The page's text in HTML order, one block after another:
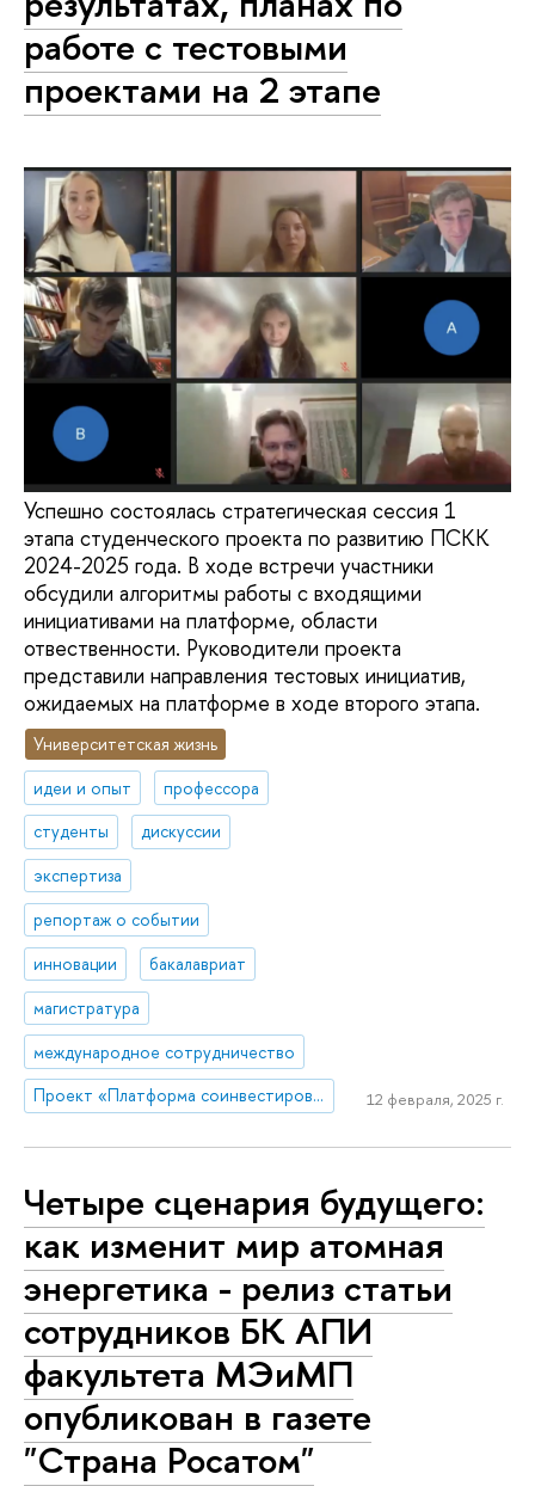
работе с тестовыми
проектами на 2 этапе
Успешно состоялась стратегическая сессия 1
этапа студенческого проекта по развитию ПСКК
2024-2025 года. В ходе встречи участники
обсудили алгоритмы работы с входящими
инициативами на платформе, области
отвественности. Руководители проекта
представили направления тестовых инициатив,
ожидаемых на платформе в ходе второго этапа.
Университетская жизнь
идеи и опыт
профессора
студенты
дискуссии
экспертиза
репортаж о событии
инновации
бакалавриат
магистратура
международное сотрудничество
Проект «Платформа соинвестирования ключевых компетенций»
12 февраля, 2025 г.
Четыре сценария будущего:
как изменит мир атомная
энергетика - релиз статьи
сотрудников БК АПИ
факультета МЭиМП
опубликован в газете
"Страна Росатом"